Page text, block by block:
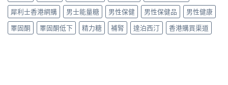
買
指
南〉
中
正
貨
購
犀利士香港網購
男士能量糖 男性保健 男性保健品
男性健康
睪固酮
睪固酮低下 精力糖 補腎 達泊西汀 香港購買渠道